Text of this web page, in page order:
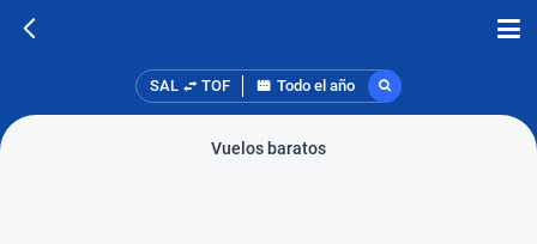
SAL TOF Todo el año
Vuelos baratos